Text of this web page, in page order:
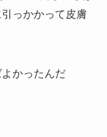
っかかって皮膚
よかったんだ